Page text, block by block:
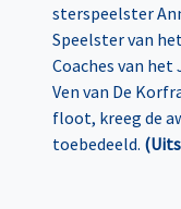
sterspeelster
Speelster van
Coaches van het
Ven van De
floot, kreeg de
toebedeeld.